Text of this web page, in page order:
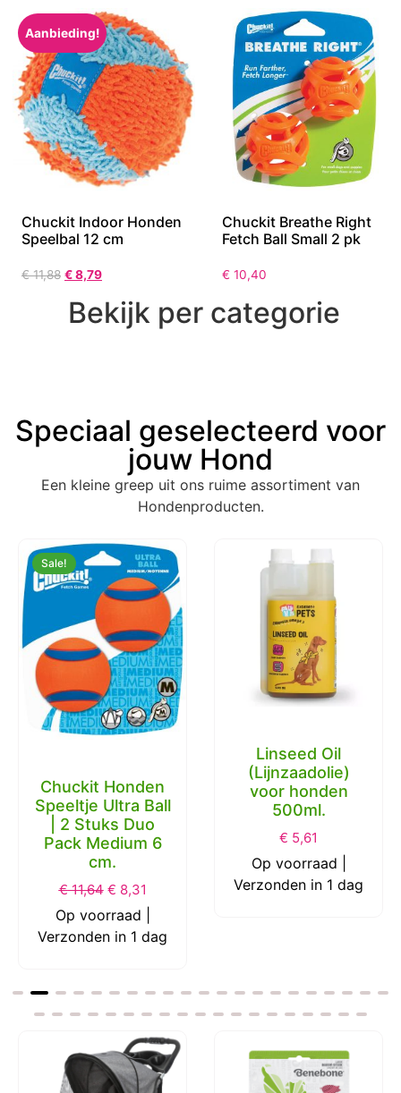
Aanbieding!
Chuckit Indoor Honden
Speelbal 12 cm
€11,88 €8,79
Chuckit Breathe Right
Fetch Ball Small 2 pk
€ 10,40
Bekijk per categorie
Speciaal geselecteerd voor
jouw Hond
Een kleine greep uit ons ruime assortiment van
Hondenproducten.
Sale!
Chuckit Honden
Speeltje Ultra Ball
| 2 Stuks Duo
Pack Medium 6
cm.
€11,64 € 8,31
Op voorraad |
Verzonden in 1 dag
Linseed Oil
(Lijnzaadolie)
voor honden
500ml.
€ 5,61
Op voorraad |
Verzonden in 1 dag